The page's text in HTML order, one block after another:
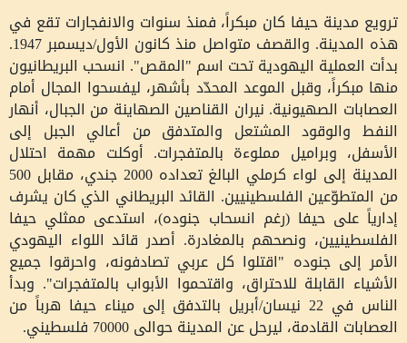
ترويع مدينة حيفا كان مبكراً، فمنذ سنوات والانفجارات تقع في
هذه المدينة. والقصف متواصل منذ كانون الأول/ديسمبر 1947.
بدأت العملية اليهودية تحت اسم "المقص". انسحب البريطانيون
منها مبكراً، وقبل الموعد المحدّد بأشهر، ليفسحوا المجال أمام
العصابات الصهيونية. نيران القناصين الصهاينة من الجبال، أنهار
النفط والوقود المشتعل والمتدفق من أعالي الجبل إلى
الأسفل، وبراميل مملوءة بالمتفجرات. أوكلت مهمة احتلال
المدينة إلى لواء كرملي البالغ تعداده 2000 جندي، مقابل 500
من المتطوّعين الفلسطينيين. القائد البريطاني الذي كان يشرف
إدارياً على حيفا (رغم انسحاب جنوده)، استدعى ممثلي حيفا
الفلسطينيين، ونصحهم بالمغادرة. أصدر قائد اللواء اليهودي
الأمر إلى جنوده "اقتلوا كل عربي تصادفونه، واحرقوا جميع
الأشياء القابلة للاحتراق، واقتحموا الأبواب بالمتفجرات". وبدأ
الناس في 22 نيسان/أبريل بالتدفق إلى ميناء حيفا هرباً من
العصابات القادمة، ليرحل عن المدينة حوالى 70000 فلسطيني.